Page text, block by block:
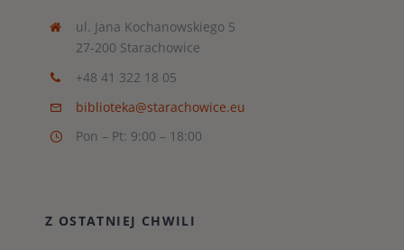
ul. Jana Kochanowskiego 5
27-200 Starachowice
+48 41 322 18 05
biblioteka@starachowice.eu
Pon – Pt: 9:00 – 18:00
Z OSTATNIEJ CHWILI